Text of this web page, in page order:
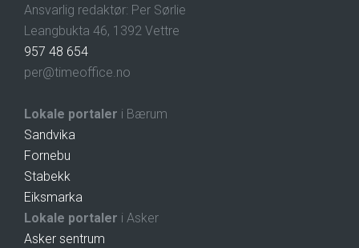
Ansvarlig redaktør: Per Sørlie
Leangbukta 46, 1392 Vettre
957 48 654
per@timeoffice.no
Lokale portaler i Bærum
Sandvika
Fornebu
Stabekk
Eiksmarka
Lokale portaler i Asker
Asker sentrum